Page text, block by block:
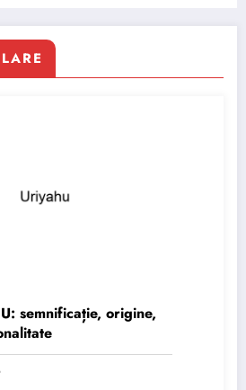
semnificație, origine,